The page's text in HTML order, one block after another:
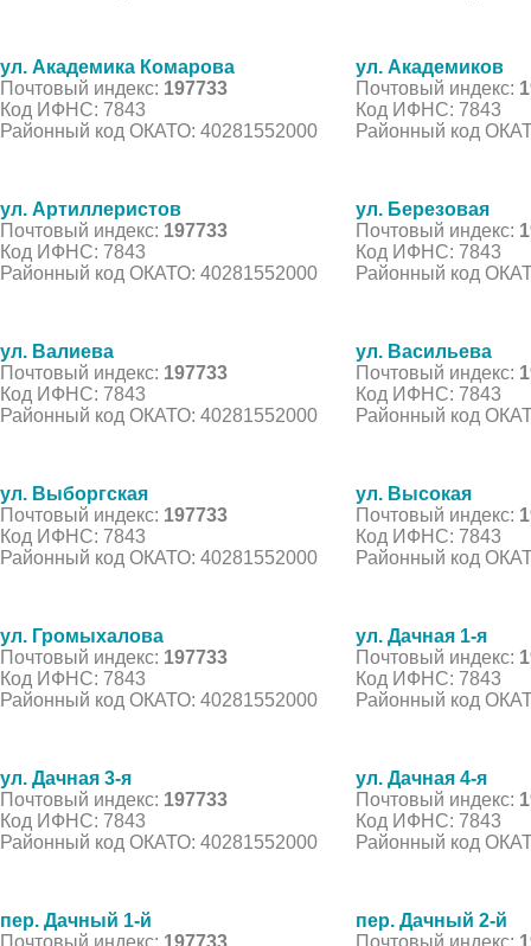
ул. Академика Комарова
Почтовый индекс: 197733
Код ИФНС: 7843
Районный код ОКАТО: 40281552000
ул. Академиков
Почтовый индекс:
Код ИФНС: 7843
Районный код
ул. Артиллеристов
Почтовый индекс: 197733
Код ИФНС: 7843
Районный код ОКАТО: 40281552000
ул. Березовая
Почтовый индекс:
Код ИФНС: 7843
Районный код
ул. Валиева
Почтовый индекс: 197733
Код ИФНС: 7843
Районный код ОКАТО: 40281552000
ул. Васильева
Почтовый индекс:
Код ИФНС: 7843
Районный код
ул. Выборгская
Почтовый индекс: 197733
Код ИФНС: 7843
Районный код ОКАТО: 40281552000
ул. Высокая
Почтовый индекс:
Код ИФНС: 7843
Районный код
ул. Громыхалова
Почтовый индекс: 197733
Код ИФНС: 7843
Районный код ОКАТО: 40281552000
ул. Дачная 1-я
Почтовый индекс:
Код ИФНС: 7843
Районный код
ул. Дачная 3-я
Почтовый индекс: 197733
Код ИФНС: 7843
Районный код ОКАТО: 40281552000
ул. Дачная 4-я
Почтовый индекс:
Код ИФНС: 7843
Районный код
пер. Дачный 1-й
Почтовый индекс: 197733
пер. Дачный 2-й
Почтовый индекс: